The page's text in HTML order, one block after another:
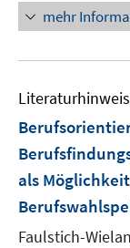
mehr
Literaturhinweis
als
Faulstich-